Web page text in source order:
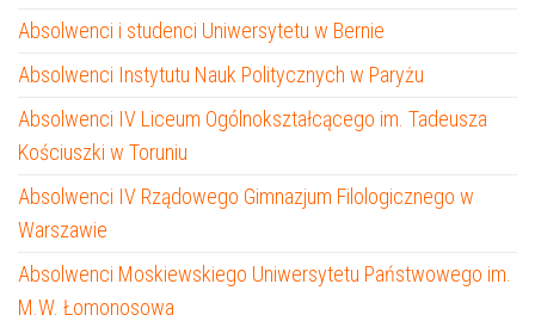
Absolwenci i studenci Uniwersytetu w Bernie
Absolwenci Instytutu Nauk Politycznych w Paryżu
Absolwenci IV Liceum Ogólnokształcącego im. Tadeusza
Kościuszki w Toruniu
Absolwenci IV Rządowego Gimnazjum Filologicznego w
Warszawie
Absolwenci Moskiewskiego Uniwersytetu Państwowego im.
M.W. Łomonosowa